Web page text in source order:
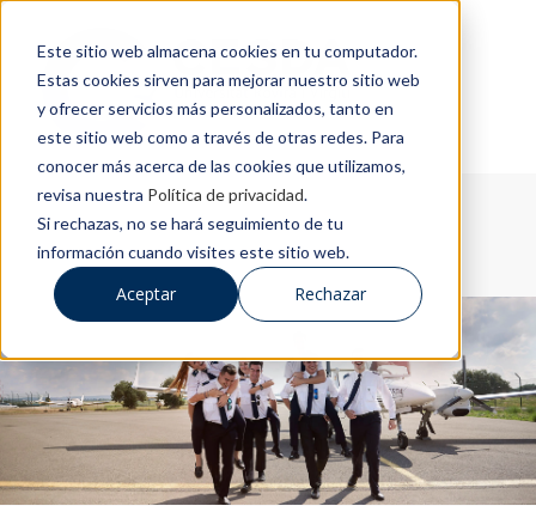
Este sitio web almacena cookies en tu computador.
Estas cookies sirven para mejorar nuestro sitio web
y ofrecer servicios más personalizados, tanto en
este sitio web como a través de otras redes. Para
conocer más acerca de las cookies que utilizamos,
revisa nuestra Política de privacidad.
Si rechazas, no se hará seguimiento de tu
información cuando visites este sitio web.
Aceptar Rechazar